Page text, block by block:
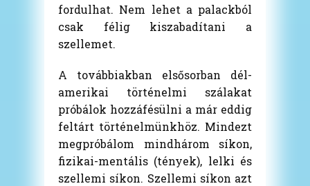
fordulhat. Nem lehet a palackból
csak félig kiszabadítani a
szellemet.
A továbbiakban elsősorban dél-
amerikai történelmi szálakat
próbálok hozzáfésülni a már eddig
feltárt történelmünkhöz. Mindezt
megpróbálom mindhárom síkon,
fizikai-mentális (tények), lelki és
szellemi síkon. Szellemi síkon azt